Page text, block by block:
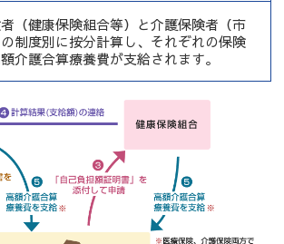
（健康保険組合等）と介護保険者（市
制度別に按分計算し、それぞれの保険
介護合算療養費が支給されます。